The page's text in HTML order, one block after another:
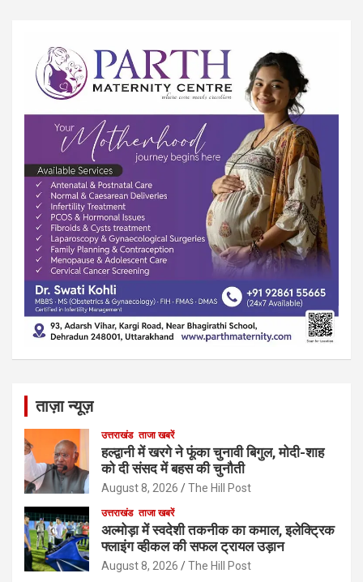
ताज़ा न्यूज़
उत्तराखंड ताजा खबरें
हल्द्वानी में खरगे ने फूंका चुनावी बिगुल, मोदी-शाह
को दी संसद में बहस की चुनौती
August 8, 2026 The Hill Post
उत्तराखंड ताजा खबरें
अल्मोड़ा में स्वदेशी तकनीक का कमाल, इलेक्ट्रिक
फ्लाइंग व्हीकल की सफल ट्रायल उड़ान
August 8, 2026 The Hill Post